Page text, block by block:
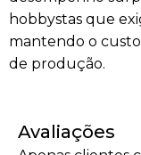
hobbystas que
mantendo o
de produção.
Avaliações